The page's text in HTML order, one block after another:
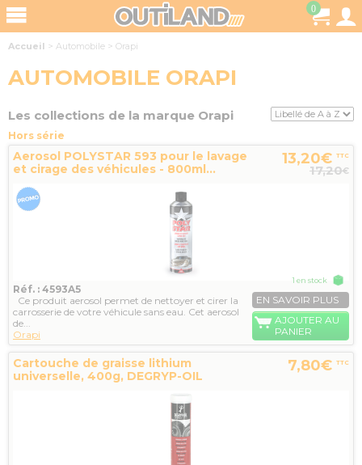
0
Accueil > Automobile > Orapi
AUTOMOBILE ORAPI
Les collections de la marque Orapi
Hors série
Aerosol POLYSTAR 593 pour le lavage
et cirage des véhicules - 800ml...
13,20€ TTC
17,20€
Réf. : 4593A5
Ce produit aerosol permet de nettoyer et cirer la
carrosserie de votre véhicule sans eau. Cet aerosol
de...
Orapi
1 en stock
EN SAVOIR PLUS
AJOUTER AU
PANIER
Cartouche de graisse lithium
universelle, 400g, DEGRYP-OIL
7,80€ TTC